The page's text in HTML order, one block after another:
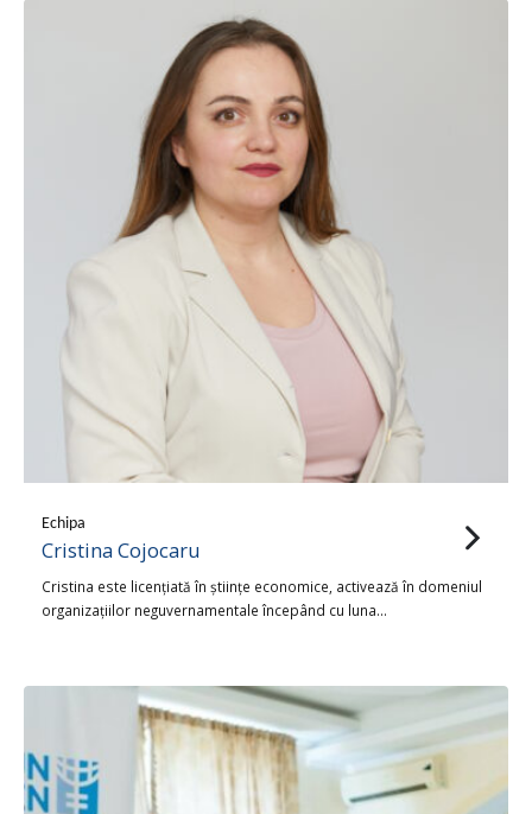
Echipa
Cristina Cojocaru
Cristina este licențiată în științe economice, activează în domeniul
organizațiilor neguvernamentale începând cu luna…